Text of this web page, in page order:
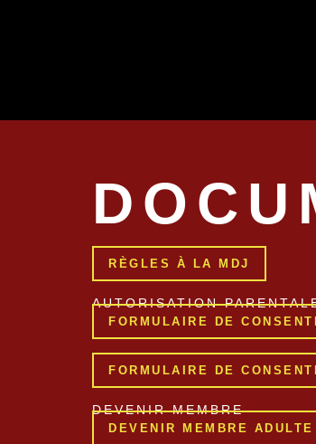
RÈGLES À LA MDJ
AUTORISATION
FORMULAIRE DE
FORMULAIRE DE
DEVENIR MEMBRE
DEVENIR MEMBRE ADULTE